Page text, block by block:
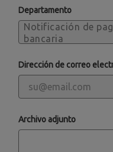
Departamento
Dirección de correo
Archivo adjunto